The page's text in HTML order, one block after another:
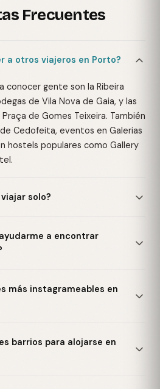
Frecuentes
a otros viajeros en Porto?
conocer gente son la Ribeira
de Vila Nova de Gaia, y las
de Gomes Teixeira. También
Cedofeita, eventos en Galerias
hostels populares como Gallery
solo?
a encontrar
más instagrameables en
barrios para alojarse en